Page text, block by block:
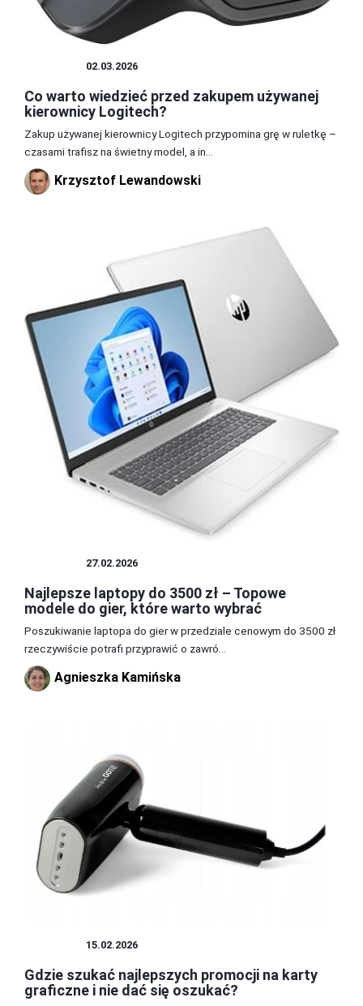
02.03.2026
Co warto wiedzieć przed zakupem używanej
kierownicy Logitech?
Zakup używanej kierownicy Logitech przypomina grę w ruletkę –
czasami trafisz na świetny model, a in...
Krzysztof Lewandowski
27.02.2026
Najlepsze laptopy do 3500 zł – Topowe
modele do gier, które warto wybrać
Poszukiwanie laptopa do gier w przedziale cenowym do 3500 zł
rzeczywiście potrafi przyprawić o zawró...
Agnieszka Kamińska
15.02.2026
Gdzie szukać najlepszych promocji na karty
graficzne i nie dać się oszukać?